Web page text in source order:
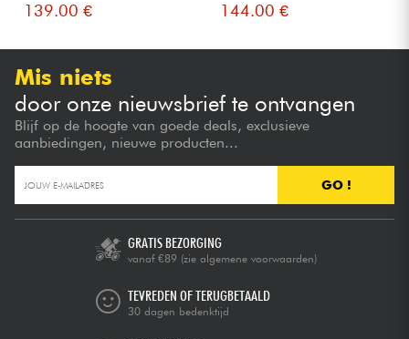
139.00 € 144.00 €
Mis niets
door onze nieuwsbrief te ontvangen
Blijf op de hoogte van goede deals, exclusieve
aanbiedingen, nieuwe producten...
GO !
GRATIS BEZORGING
vanaf €89 (zie algemene voorwaarden)
TEVREDEN OF TERUGBETAALD
30 dagen bedenktijd